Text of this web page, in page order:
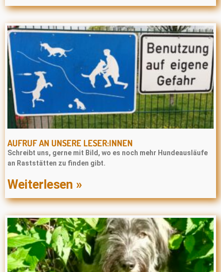
AUFRUF AN UNSERE LESER:INNEN
Schreibt uns, gerne mit Bild, wo es noch mehr Hundeausläufe
an Raststätten zu finden gibt.
Weiterlesen »